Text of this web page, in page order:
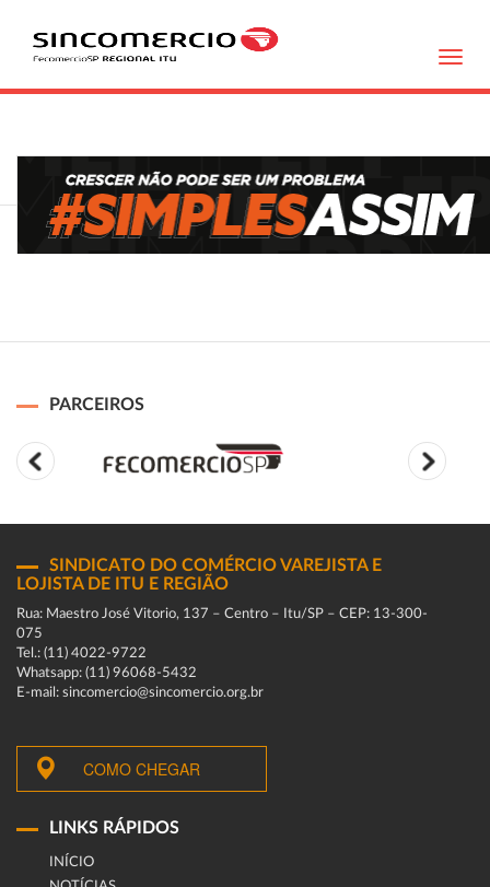
PARCEIROS
SINDICATO DO COMÉRCIO VAREJISTA E
LOJISTA DE ITU E REGIÃO
Rua: Maestro José Vitorio, 137 – Centro – Itu/SP – CEP: 13-300-
075
Tel.: (11) 4022-9722
Whatsapp: (11) 96068-5432
E-mail: sincomercio@sincomercio.org.br
COMO CHEGAR
LINKS RÁPIDOS
INÍCIO